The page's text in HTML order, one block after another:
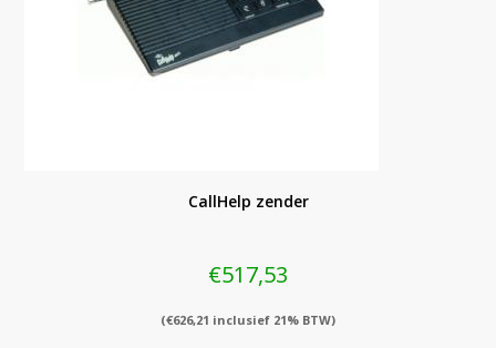
CallHelp zender
€517,53
(€626,21 inclusief 21% BTW)